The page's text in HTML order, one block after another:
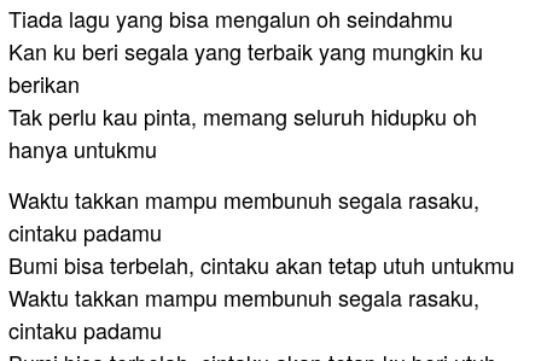
Tiada lagu yang bisa mengalun oh seindahmu
Kan ku beri segala yang terbaik yang mungkin ku
berikan
Tak perlu kau pinta, memang seluruh hidupku oh
hanya untukmu
Waktu takkan mampu membunuh segala rasaku,
cintaku padamu
Bumi bisa terbelah, cintaku akan tetap utuh untukmu
Waktu takkan mampu membunuh segala rasaku,
cintaku padamu